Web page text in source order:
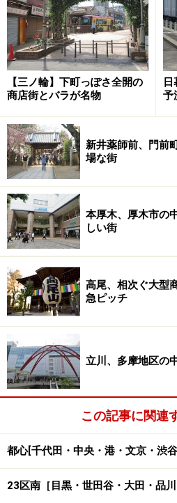
代官山周辺の位置概念図。主な路
る地名などを入れ込んである。中
線も乗り入れているが紙幅の関
正確ではありません
では、実際の東急東横線代官山
※記事内容は執筆時点のものです。
い。
1/ 3
【三ノ輪】下町っぽさ全開の
商店街とバラが名物
予
新井薬師前、門前
場な街
本厚木、厚木市の
しい街
高尾、相次ぐ大型
急ピッチ
立川、多摩地区の
この記事に関連
都心[千代田・中央・港・文京・渋
23区南［目黒・世田谷・大田・品川